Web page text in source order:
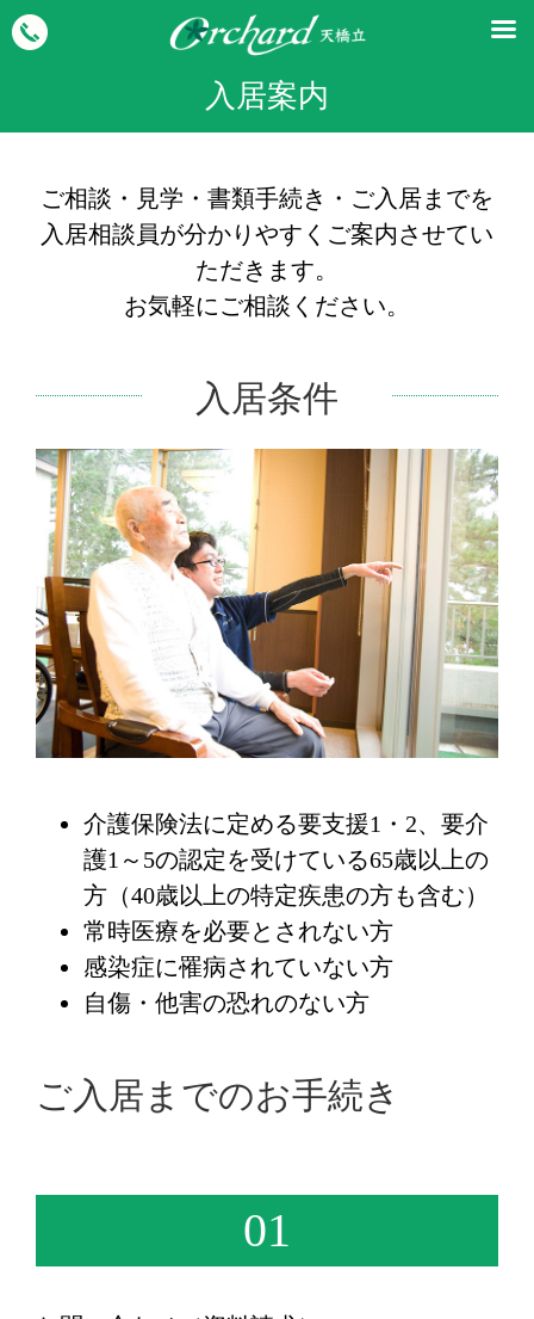
入居案内
ご相談・見学・書類手続き・ご入居までを
入居相談員が分かりやすくご案内させてい
ただきます。
お気軽にご相談ください。
入居条件
介護保険法に定める要支援1・2、要介
護1～5の認定を受けている65歳以上の
方（40歳以上の特定疾患の方も含む）
常時医療を必要とされない方
感染症に罹病されていない方
自傷・他害の恐れのない方
ご入居までのお手続き
01